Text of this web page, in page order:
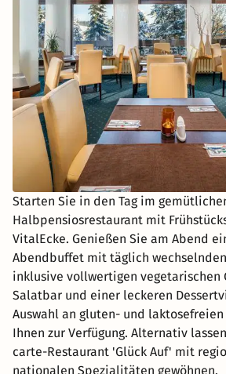
Starten Sie in den Tag im
Halbpensiosrestaurant mit
VitalEcke. Genießen Sie am Abend
Abendbuffet mit täglich
inklusive vollwertigen vegetarischen
Salatbar und einer leckeren
Auswahl an gluten- und
Ihnen zur Verfügung. Alternativ
carte-Restaurant 'Glück Auf' mit
nationalen Spezialitäten gewöhnen.